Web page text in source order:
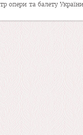
опери та балету